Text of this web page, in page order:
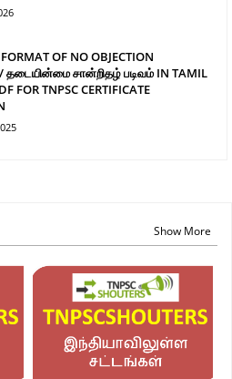
OF NO OBJECTION
/ தடையின்மை சான்றிதழ் படிவம் IN TAMIL
FOR TNPSC CERTIFICATE
Show More